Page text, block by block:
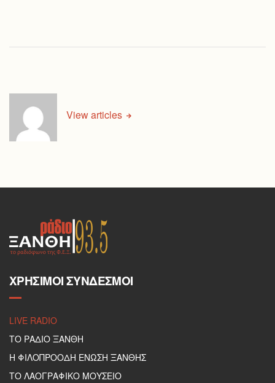
View articles
ΧΡΉΣΙΜΟΙ ΣΎΝΔΕΣΜΟΙ
LIVE RADIO
ΤΟ ΡΑΔΙΟ ΞΑΝΘΗ
Η ΦΙΛΟΠΡΟΟΔΗ ΕΝΩΣΗ ΞΑΝΘΗΣ
ΤΟ ΛΑΟΓΡΑΦΙΚΟ ΜΟΥΣΕΙΟ